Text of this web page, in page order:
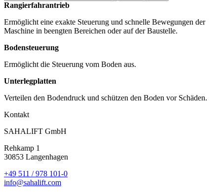
Rangierfahrantrieb
Ermöglicht eine exakte Steuerung und schnelle Bewegungen der
Maschine in beengten Bereichen oder auf der Baustelle.
Bodensteuerung
Ermöglicht die Steuerung vom Boden aus.
Unterlegplatten
Verteilen den Bodendruck und schützen den Boden vor Schäden.
Kontakt
SAHALIFT GmbH
Rehkamp 1
30853 Langenhagen
+49 511 / 978 101-0
info@sahalift.com